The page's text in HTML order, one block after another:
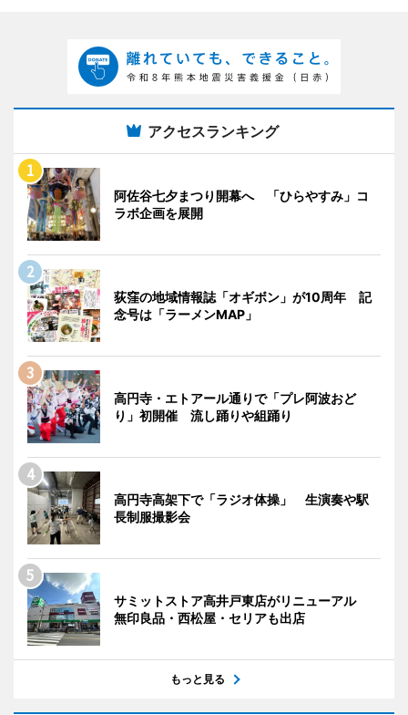
アクセスランキング
阿佐谷七夕まつり開幕へ 「ひらやすみ」コ
ラボ企画を展開
荻窪の地域情報誌「オギボン」が10周年 記
念号は「ラーメンMAP」
高円寺・エトアール通りで「プレ阿波おど
り」初開催 流し踊りや組踊り
高円寺高架下で「ラジオ体操」 生演奏や駅
長制服撮影会
サミットストア高井戸東店がリニューアル
無印良品・西松屋・セリアも出店
もっと見る